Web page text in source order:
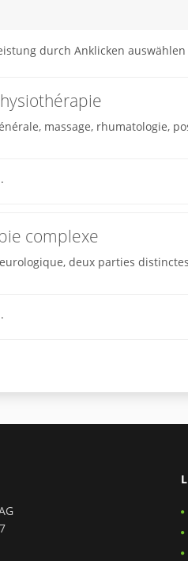
durch Anklicken auswählen
massage, rhumatologie,
complexe
deux parties